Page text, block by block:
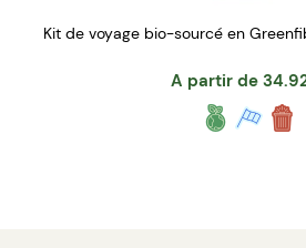
Kit de voyage bio-sourcé en
A partir de